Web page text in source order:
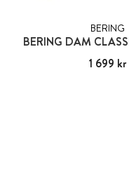
BERING
BERING DAM
Pris :1 699
1 699 kr